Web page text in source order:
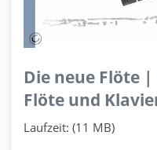
Die neue Flöte
Flöte und
Laufzeit: (11 MB)